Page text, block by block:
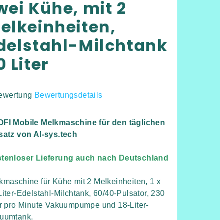
Kühe, mit 2
Milchtank
Liter
Bewertungsdetails
Mobile Melkmaschine für den täglichen
von AI-sys.tech
Lieferung auch nach Deutschland
für Kühe mit 2 Melkeinheiten, 1 x
Edelstahl-Milchtank, 60/40-Pulsator, 230
pro Minute Vakuumpumpe und 18-Liter-